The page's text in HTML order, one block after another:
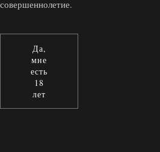
совершеннолетие.
Да,
мне
есть
18
лет